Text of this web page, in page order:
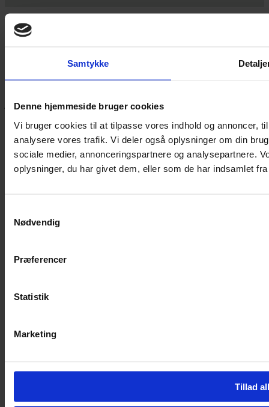
Samtykke
Denne hjemmeside bruger cookies
Vi bruger cookies til at tilpasse vores indhold og annoncer,
analysere vores trafik. Vi deler også oplysninger om din
sociale medier, annonceringspartnere og analysepartnere.
oplysninger, du har givet dem, eller som de har indsamlet
Nødvendig
Præferencer
Statistik
Marketing
Tillad
Yarn Every Wear
Hvis du bøvler med noget eller ønsker ny inspiration, så skriv til
jeg dig på vej.
Vestergade 12 6270, Tønder
60 51 96 50
post@yarneverywear.dk
CVR 43041649
Facebook-f
Instagram
Handelsbetingelser
Om Yarn Every Wear